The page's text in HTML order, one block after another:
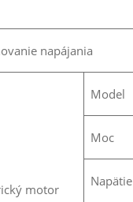
napájania
motor
Model
Moc
Napätie